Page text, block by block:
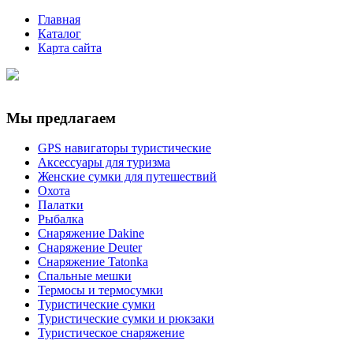
Главная
Каталог
Карта сайта
Мы предлагаем
GPS навигаторы туристические
Аксессуары для туризма
Женские сумки для путешествий
Охота
Палатки
Рыбалка
Снаряжение Dakine
Снаряжение Deuter
Снаряжение Tatonka
Спальные мешки
Термосы и термосумки
Туристические сумки
Туристические сумки и рюкзаки
Туристическое снаряжение